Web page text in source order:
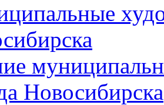
Новосибирска